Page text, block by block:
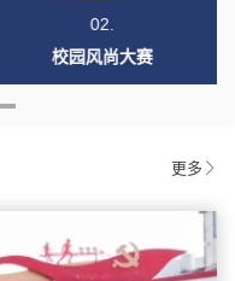
02.
校园风尚大赛
该剧以收藏于国家博物馆的国家
宝藏《潞河督运图》为灵感来
阅读更多
更多